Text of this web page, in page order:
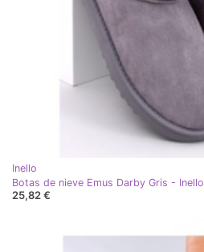
Inello
Botas de nieve Emus Darby Gris - Inello
25,82 €